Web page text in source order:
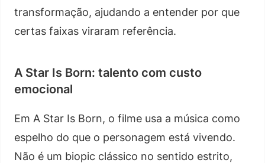
transformação, ajudando a entender por que
certas faixas viraram referência.
A Star Is Born: talento com custo
emocional
Em A Star Is Born, o filme usa a música como
espelho do que o personagem está vivendo.
Não é um biopic clássico no sentido estrito,